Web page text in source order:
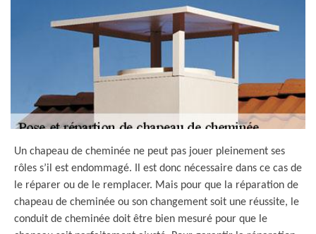
Un chapeau de cheminée ne peut pas jouer pleinement ses
rôles s’il est endommagé. Il est donc nécessaire dans ce cas de
le réparer ou de le remplacer. Mais pour que la réparation de
chapeau de cheminée ou son changement soit une réussite, le
conduit de cheminée doit être bien mesuré pour que le